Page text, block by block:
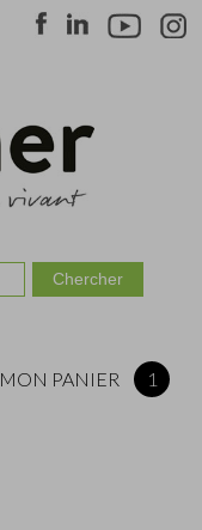
MON PANIER 1